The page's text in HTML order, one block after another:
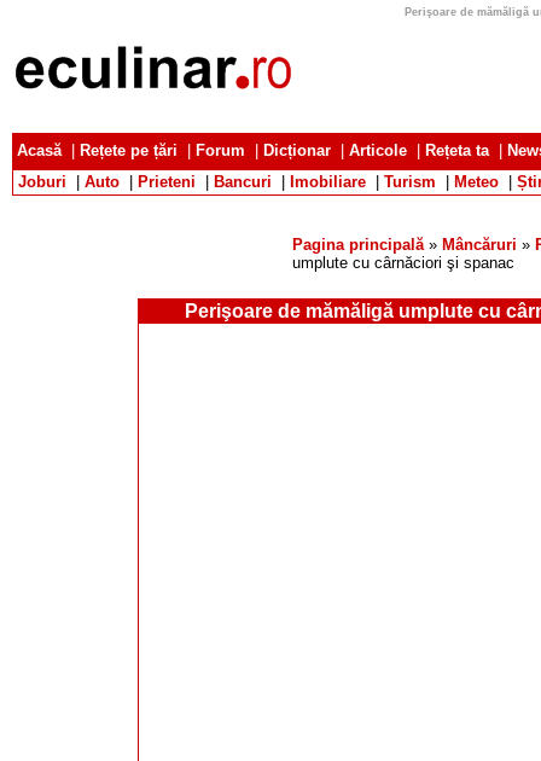
Perişoare de mămăligă
Acasă| Rețete pe țări Forum Dicționar Articole Rețeta ta|
Joburi
Auto Prieteni Bancuri Imobiliare Turism Meteo
Pagina principală» Mâncăruri »
umplute cu cârnăciori şi spanac
Perişoare de mămăligă umplute cu